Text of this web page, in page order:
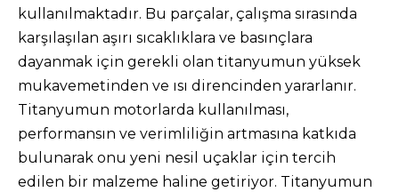
kullanılmaktadır. Bu parçalar, çalışma sırasında
karşılaşılan aşırı sıcaklıklara ve basınçlara
dayanmak için gerekli olan titanyumun yüksek
mukavemetinden ve ısı direncinden yararlanır.
Titanyumun motorlarda kullanılması,
performansın ve verimliliğin artmasına katkıda
bulunarak onu yeni nesil uçaklar için tercih
edilen bir malzeme haline getiriyor. Titanyumun